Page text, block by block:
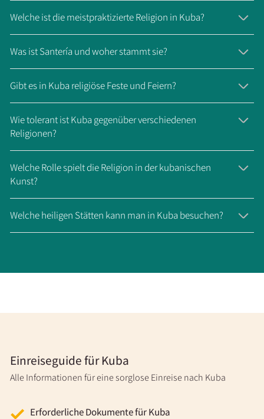
Welche ist die meistpraktizierte Religion in Kuba?
Was ist Santería und woher stammt sie?
Gibt es in Kuba religiöse Feste und Feiern?
Wie tolerant ist Kuba gegenüber verschiedenen
Religionen?
Welche Rolle spielt die Religion in der kubanischen
Kunst?
Welche heiligen Stätten kann man in Kuba besuchen?
Einreiseguide für Kuba
Alle Informationen für eine sorglose Einreise nach Kuba
Erforderliche Dokumente für Kuba